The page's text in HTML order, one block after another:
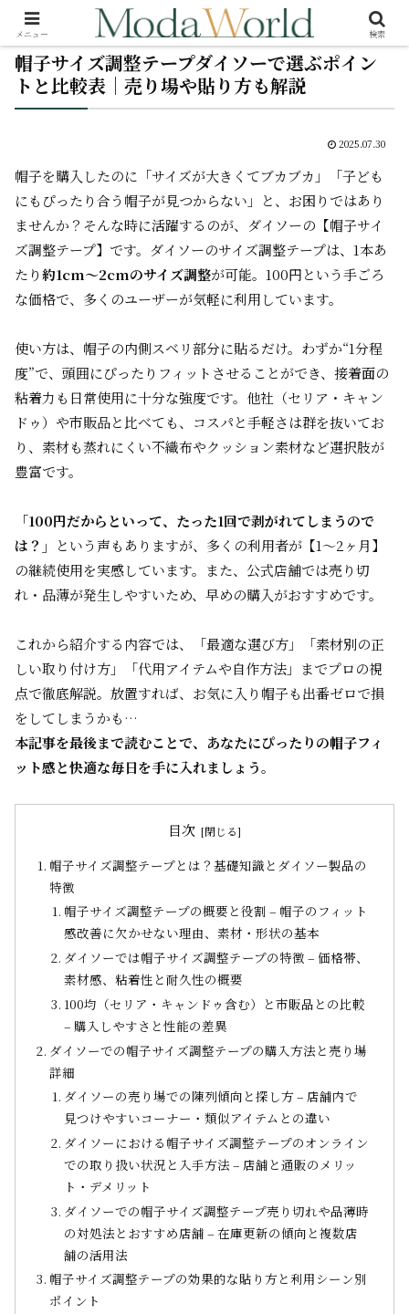
帽子サイズ調整テープダイソーで選ぶポイン
トと比較表｜売り場や貼り方も解説
2025.07.30
帽子を購入したのに「サイズが大きくてブカブカ」「子ども
にもぴったり合う帽子が見つからない」と、お困りではあり
ませんか？そんな時に活躍するのが、ダイソーの【帽子サイ
ズ調整テープ】です。ダイソーのサイズ調整テープは、1本あ
たり約1cm～2cmのサイズ調整が可能。100円という手ごろ
な価格で、多くのユーザーが気軽に利用しています。
使い方は、帽子の内側スベリ部分に貼るだけ。わずか“1分程
度”で、頭囲にぴったりフィットさせることができ、接着面の
粘着力も日常使用に十分な強度です。他社（セリア・キャン
ドゥ）や市販品と比べても、コスパと手軽さは群を抜いてお
り、素材も蒸れにくい不織布やクッション素材など選択肢が
豊富です。
「100円だからといって、たった1回で剥がれてしまうので
は？」
という声もありますが、多くの利用者が【1～2ヶ月】
の継続使用を実感しています。また、公式店舗では売り切
れ・品薄が発生しやすいため、早めの購入がおすすめです。
これから紹介する内容では、「最適な選び方」「素材別の正
しい取り付け方」「代用アイテムや自作方法」までプロの視
点で徹底解説。 放置すれば、お気に入り帽子も出番ゼロで損
をしてしまうかも…
本記事を最後まで読むことで、あなたにぴったりの帽子フィ
ット感と快適な毎日を手に入れましょう。
目次
帽子サイズ調整テープとは？基礎知識とダイソー製品の
特徴
帽子サイズ調整テープの概要と役割 – 帽子のフィット
感改善に欠かせない理由、素材・形状の基本
ダイソーでは帽子サイズ調整テープの特徴 – 価格帯、
素材感、粘着性と耐久性の概要
100均（セリア・キャンドゥ含む）と市販品との比較
– 購入しやすさと性能の差異
ダイソーでの帽子サイズ調整テープの購入方法と売り場
詳細
ダイソーの売り場での陳列傾向と探し方 – 店舗内で
見つけやすいコーナー・類似アイテムとの違い
ダイソーにおける帽子サイズ調整テープのオンライン
での取り扱い状況と入手方法 – 店舗と通販のメリッ
ト・デメリット
ダイソーでの帽子サイズ調整テープ売り切れや品薄時
の対処法とおすすめ店舗 – 在庫更新の傾向と複数店
舗の活用法
帽子サイズ調整テープの効果的な貼り方と利用シーン別
ポイント
メニュー 検索